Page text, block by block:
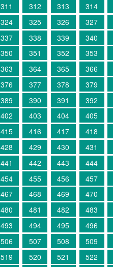
311 312 313 314
324 325 326 327
337 338 339 340
350 351 352 353
363 364 365 366
376 377 378 379
389 390 391 392
402 403 404 405
415 416 417 418
428 429 430 431
441 442 443 444
454 455 456 457
467 468 469 470
480 481 482 483
493 494 495 496
506 507 508 509
519 520 521 522